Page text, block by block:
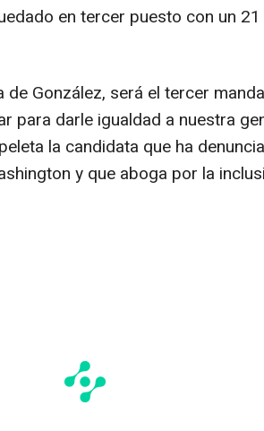
en tercer puesto con un
González, será el tercer
para darle igualdad a nuestra
la candidata que ha
y que aboga por la